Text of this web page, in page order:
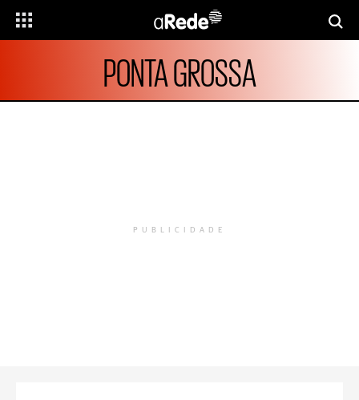
PONTA GROSSA
PUBLICIDADE